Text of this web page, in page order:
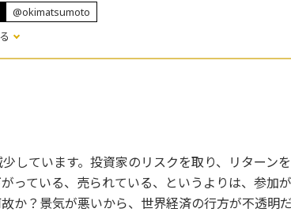
@okimatsumoto
しています。投資家のリスクを取り、リターン
っている、売られている、というよりは、参加
か？景気が悪いから、世界経済の行方が不透明